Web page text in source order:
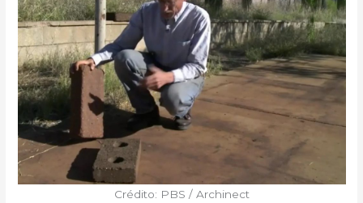
Crédito: PBS / Archinect